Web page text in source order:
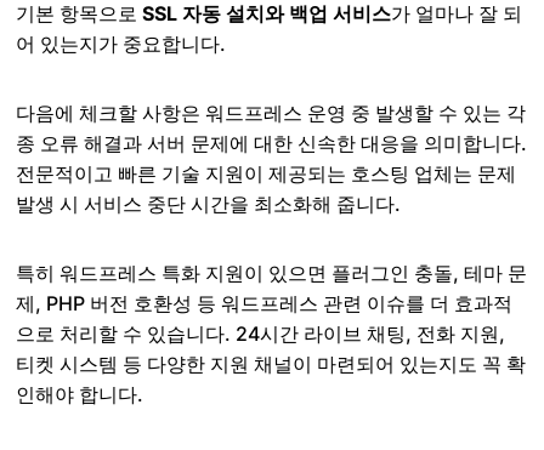
기본 항목으로SSL 자동 설치와 백업 서비스가 얼마나 잘 되
어 있는지가 중요합니다.
다음에 체크할 사항은 워드프레스 운영 중 발생할 수 있는 각
종 오류 해결과 서버 문제에 대한 신속한 대응을 의미합니다.
전문적이고 빠른 기술 지원이 제공되는 호스팅 업체는 문제
발생 시 서비스 중단 시간을 최소화해 줍니다.
특히 워드프레스 특화 지원이 있으면 플러그인 충돌, 테마 문
제, PHP 버전 호환성 등 워드프레스 관련 이슈를 더 효과적
으로 처리할 수 있습니다. 24시간 라이브 채팅, 전화 지원,
티켓 시스템 등 다양한 지원 채널이 마련되어 있는지도 꼭 확
인해야 합니다.